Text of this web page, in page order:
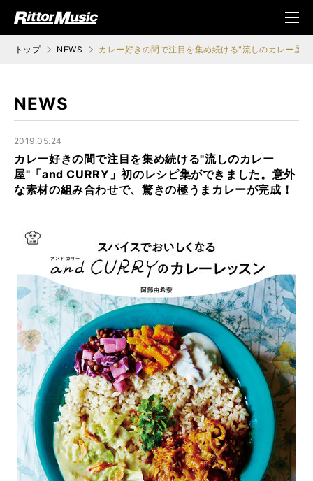
ジック (Rittor Musi
メニ
ュ
トップ NEWS カレー好きの間で注目を集め続ける"流しのカレー屋
NEWS
2019.05.24
カレー好きの間で注目を集め続ける"流しのカレー
屋"「and CURRY」初のレシピ集ができました。意外
な素材の組み合わせで、驚きの極うまカレーが完成！